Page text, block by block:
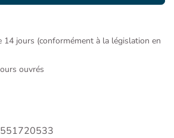
14 jours (conformément à la législation en
ouvrés